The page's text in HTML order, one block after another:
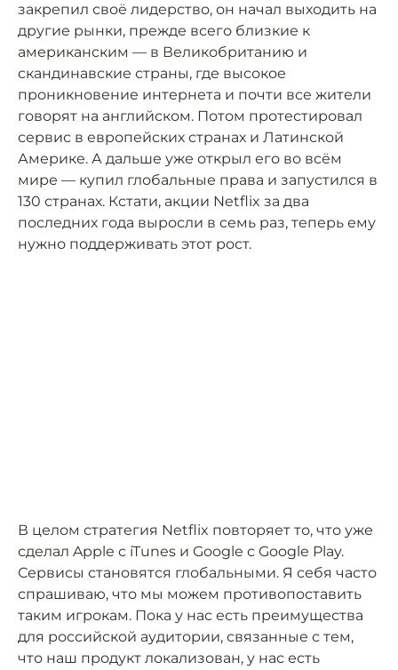
закрепил своё лидерство, он начал выходить на
другие рынки, прежде всего близкие к
американским — в Великобританию и
скандинавские страны, где высокое
проникновение интернета и почти все жители
говорят на английском. Потом протестировал
сервис в европейских странах и Латинской
Америке. А дальше уже открыл его во всём
мире — купил глобальные права и запустился в
130 странах. Кстати, акции Netflix за два
последних года выросли в семь раз, теперь ему
нужно поддерживать этот рост.
В целом стратегия Netflix повторяет то, что уже
сделал Apple с iTunes и Google с Google Play.
Сервисы становятся глобальными. Я себя часто
спрашиваю, что мы можем противопоставить
таким игрокам. Пока у нас есть преимущества
для российской аудитории, связанные с тем,
что наш продукт локализован, у нас есть